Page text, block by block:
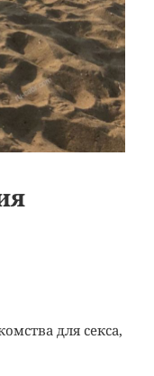
для секса,